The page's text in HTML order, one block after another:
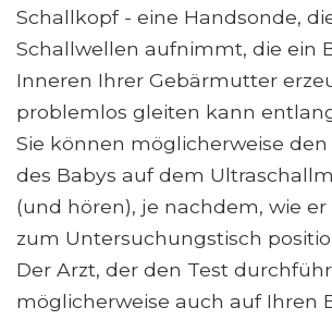
Schallkopf - eine Handsonde,
Schallwellen aufnimmt, die ein
Inneren Ihrer Gebärmutter
problemlos gleiten kann
Sie können möglicherweise den
des Babys auf dem
(und hören), je nachdem, wie
zum Untersuchungstisch
Der Arzt, der den Test
möglicherweise auch auf Ihren